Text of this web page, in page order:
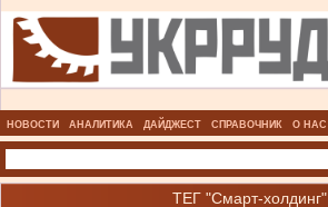
НОВОСТИ АНАЛИТИКА ДАЙДЖЕСТ СПРАВОЧНИК О НАС
ТЕГ "Смарт-холдинг"